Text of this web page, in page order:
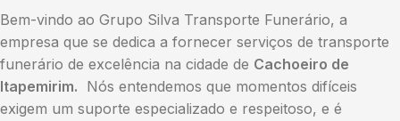
Bem-vindo ao Grupo Silva Transporte Funerário, a
empresa que se dedica a fornecer serviços de transporte
funerário de excelência na cidade de Cachoeiro de
Itapemirim. Nós entendemos que momentos difíceis
exigem um suporte especializado e respeitoso, e é